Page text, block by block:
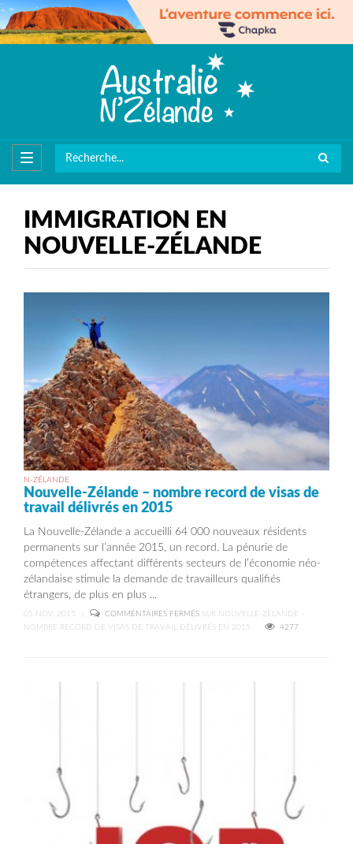
IMMIGRATION EN
NOUVELLE-ZÉLANDE
N-ZÉLANDE
Nouvelle-Zélande – nombre record de visas de
travail délivrés en 2015
La Nouvelle-Zélande a accueilli 64 000 nouveaux résidents
permanents sur l’année 2015, un record. La pénurie de
compétences affectant différents secteurs de l’économie néo-
zélandaise stimule la demande de travailleurs qualifiés
étrangers, de plus en plus ...
05 NOV, 2015 COMMENTAIRES FERMÉS SUR NOUVELLE-ZÉLANDE –
NOMBRE RECORD DE VISAS DE TRAVAIL DÉLIVRÉS EN 2015
4277